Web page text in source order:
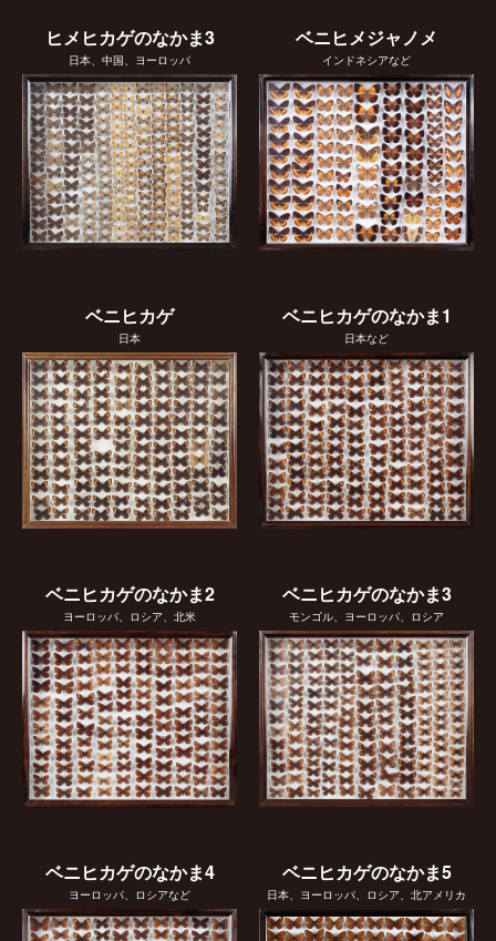
ヒメヒカゲのなかま3
日本、中国、ヨーロッパ
ベニヒメジャノメ
インドネシアなど
ベニヒカゲ
日本
ベニヒカゲのなかま1
日本など
ベニヒカゲのなかま2
ヨーロッパ、ロシア、北米
ベニヒカゲのなかま3
モンゴル、ヨーロッパ、ロシア
ベニヒカゲのなかま4
ヨーロッパ、ロシアなど
ベニヒカゲのなかま5
日本、ヨーロッパ、ロシア、北アメリカ